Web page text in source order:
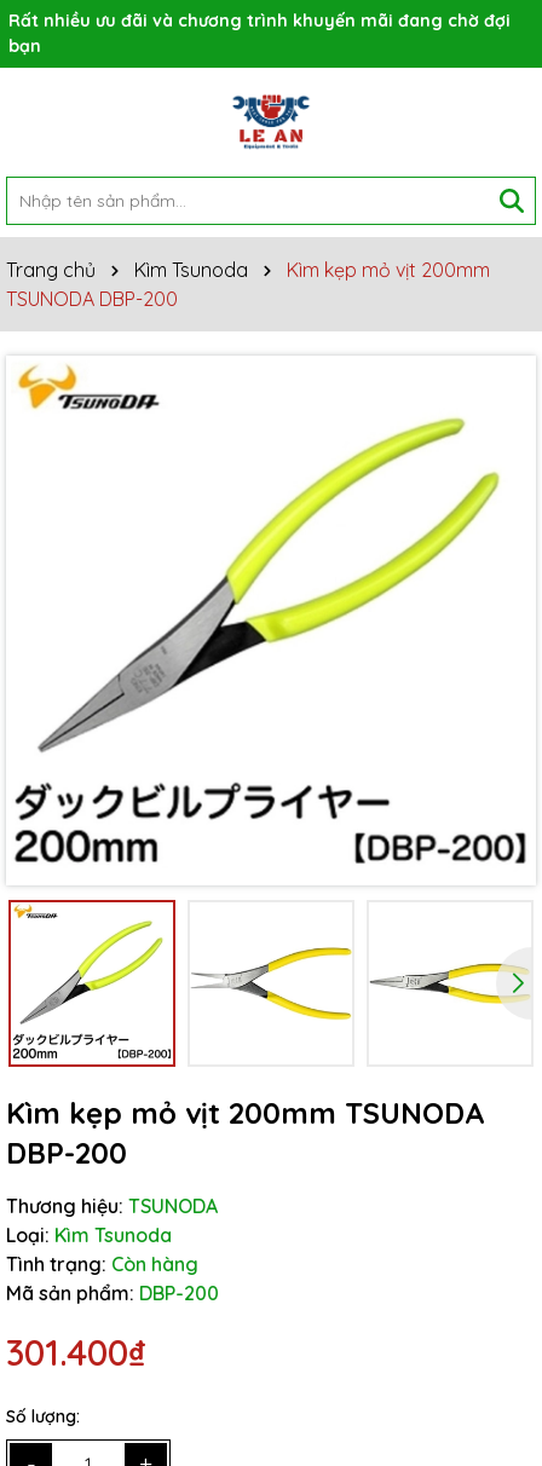
Rất nhiều ưu đãi và chương trình khuyến mãi đang chờ đợi
bạn
Trang chủ Kìm Tsunoda
Kìm kẹp mỏ vịt 200mm
TSUNODA DBP-200
Kìm kẹp mỏ vịt 200mm TSUNODA
DBP-200
Thương hiệu: TSUNODA
Loại: Kìm Tsunoda
Tình trạng: Còn hàng
Mã sản phẩm: DBP-200
301.400₫
Số lượng:
Mã giảm giá:
Ngày hết hạn:
Điều kiện: